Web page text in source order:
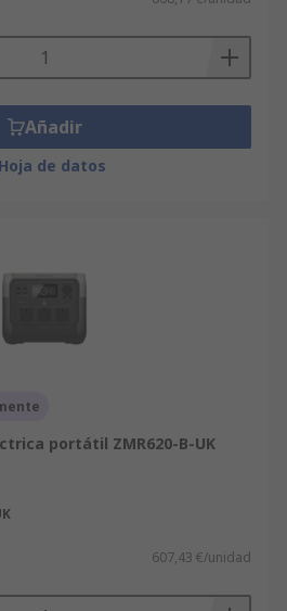
Añadir
Hoja de datos
portátil ZMR620-B-UK
607,43 €/unidad